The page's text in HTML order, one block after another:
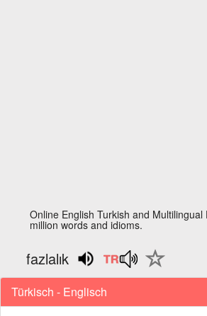
Online English Turkish and Multilingual
million words and idioms.
fazlalık
Türkisch - Englisch